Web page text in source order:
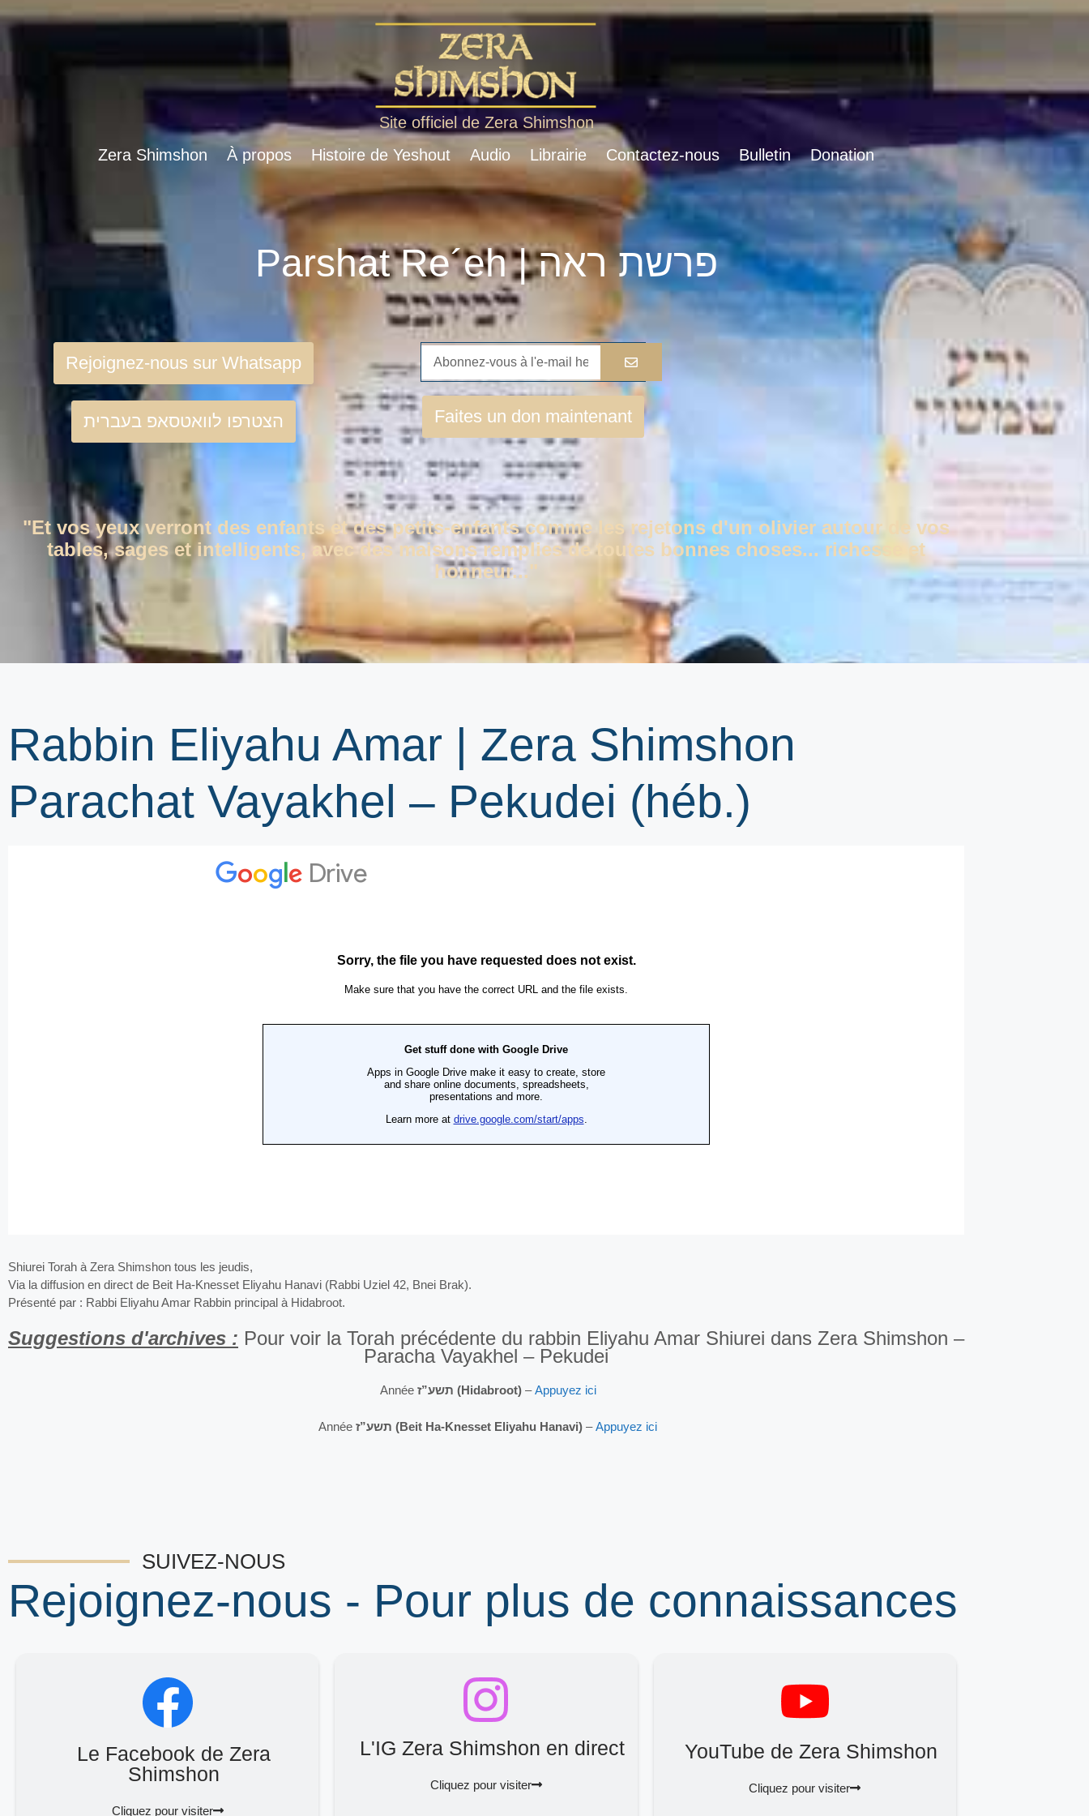
Site officiel de Zera Shimshon
Zera Shimshon
À propos Histoire de Yeshout Audio Librairie Contactez-nous Bulletin Donation
Parshat Re´eh | פרשת ראה
Rejoignez-nous sur Whatsapp
הצטרפו לוואטסאפ בעברית Faites un don maintenant
"Et vos yeux verront des enfants et des petits-enfants comme les rejetons d'un olivier autour de vos
tables, sages et intelligents, avec des maisons remplies de toutes bonnes choses... richesse et
honneur..."
Rabbin Eliyahu Amar | Zera Shimshon
Parachat Vayakhel – Pekudei (héb.)
Shiurei Torah à Zera Shimshon tous les jeudis,
Via la diffusion en direct de Beit Ha-Knesset Eliyahu Hanavi (Rabbi Uziel 42, Bnei Brak).
Présenté par : Rabbi Eliyahu Amar Rabbin principal à Hidabroot.
Suggestions d'archives : Pour voir la Torah précédente du rabbin Eliyahu Amar Shiurei dans Zera Shimshon –
Paracha Vayakhel – Pekudei
Année תשע”ז (Hidabroot)–Appuyez ici
Année תשע”ז (Beit Ha-Knesset Eliyahu Hanavi) –Appuyez ici
SUIVEZ-NOUS
Rejoignez-nous - Pour plus de connaissances
Le Facebook de Zera
Shimshon
Cliquez pour visiter
L'IG Zera Shimshon en direct
Cliquez pour visiter
YouTube de Zera Shimshon
Cliquez pour visiter